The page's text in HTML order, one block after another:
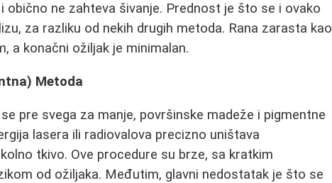
obično ne zahteva šivanje. Prednost je što se i ovako
za razliku od nekih drugih metoda. Rana zarasta kao
a konačni ožiljak je minimalan.
Metoda
pre svega za manje, površinske madeže i pigmentne
lasera ili radiovalova precizno uništava
tkivo. Ove procedure su brze, sa kratkim
od ožiljaka. Međutim, glavni nedostatak je što se